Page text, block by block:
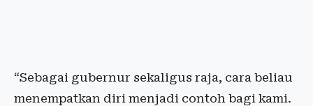
“Sebagai gubernur sekaligus raja, cara beliau
menempatkan diri menjadi contoh bagi kami.